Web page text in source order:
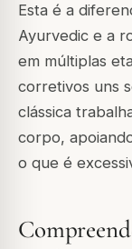
Esta é a
Ayurvedic e a
em múltiplas
corretivos uns
clássica
corpo,
o que é